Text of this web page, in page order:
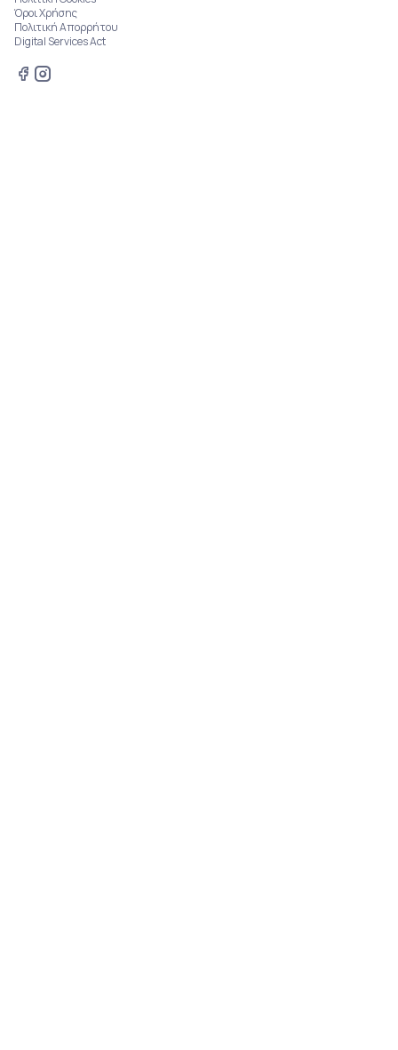
Όροι Χρήσης
Πολιτική Απορρήτου
Digital Services Act